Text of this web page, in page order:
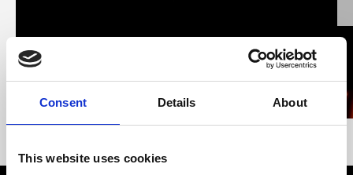
Consent Details About
This website uses cookies
TRABAJA CON NOSOTROS SOBRE